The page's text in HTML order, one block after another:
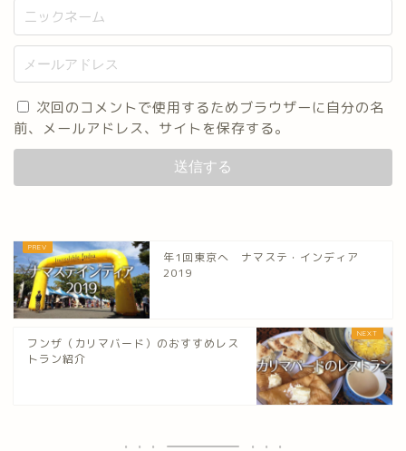
次回のコメントで使用するためブラウザーに自分の名
前、メールアドレス、サイトを保存する。
年1回東京へ ナマステ・インディア
2019
フンザ（カリマバード）のおすすめレス
トラン紹介